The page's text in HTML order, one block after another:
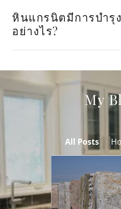
หินแกรนิตมีการบำรุ
อย่างไร?
My
All Posts